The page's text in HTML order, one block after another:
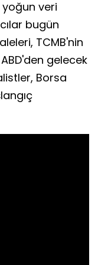
veri
bugün
TCMB'nin
gelecek
Borsa